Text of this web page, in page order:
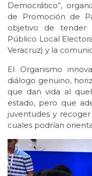
Democrático”,
de Promoción de
objetivo de tender
Público Local
Veracruz) y la
El Organismo
diálogo genuino,
que dan vida al
estado, pero que
juventudes y recoger
cuales podrían